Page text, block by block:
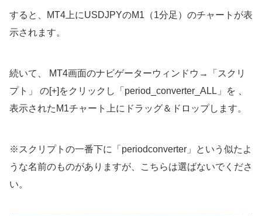
すると、MT4上にUSDJPYのM1（1分足）のチャートが表
示されます。
続いて、 MT4画面のナビゲーターウィンドウ→「スクリ
プト」 の[+]をクリックし「period_converter_ALL」を 、
表示されたM1チャート上にドラッグ＆ドロップします。
※スクリプトの一番下に「periodconverter」という似たよ
うな名前のものがありますが、こちらは選ばないでくださ
い。